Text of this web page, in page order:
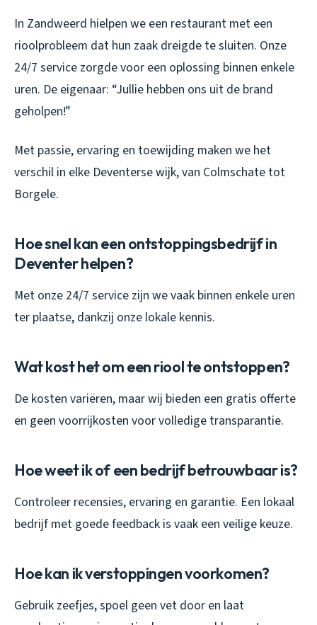
In Zandweerd hielpen we een restaurant met een
rioolprobleem dat hun zaak dreigde te sluiten. Onze
24/7 service zorgde voor een oplossing binnen enkele
uren. De eigenaar: “Jullie hebben ons uit de brand
geholpen!”
Met passie, ervaring en toewijding maken we het
verschil in elke Deventerse wijk, van Colmschate tot
Borgele.
Hoe snel kan een ontstoppingsbedrijf in
Deventer helpen?
Met onze 24/7 service zijn we vaak binnen enkele uren
ter plaatse, dankzij onze lokale kennis.
Wat kost het om een riool te ontstoppen?
De kosten variëren, maar wij bieden een gratis offerte
en geen voorrijkosten voor volledige transparantie.
Hoe weet ik of een bedrijf betrouwbaar is?
Controleer recensies, ervaring en garantie. Een lokaal
bedrijf met goede feedback is vaak een veilige keuze.
Hoe kan ik verstoppingen voorkomen?
Gebruik zeefjes, spoel geen vet door en laat